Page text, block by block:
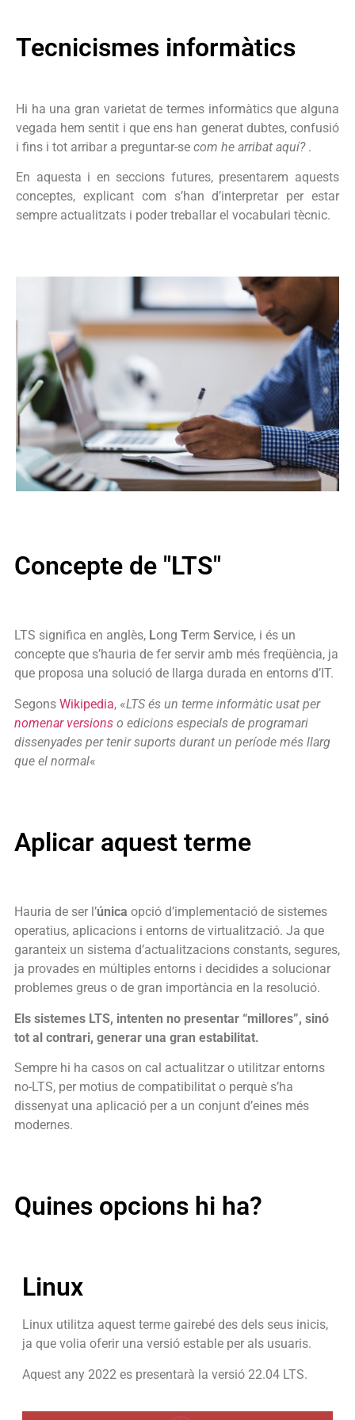
Tecnicismes informàtics
Hi ha una gran varietat de termes informàtics que alguna
vegada hem sentit i que ens han generat dubtes, confusió
i fins i tot arribar a preguntar-se com he arribat aquí?.
En aquesta i en seccions futures, presentarem aquests
conceptes, explicant com s’han d’interpretar per estar
sempre actualitzats i poder treballar el vocabulari tècnic.
Concepte de "LTS"
LTS significa en anglès, Long Term Service, i és un
concepte que s’hauria de fer servir amb més freqüència, ja
que proposa una solució de llarga durada en entorns d’IT.
Segons Wikipedia, «LTS és un terme informàtic usat per
nomenar versions o edicions especials de programari
dissenyades per tenir suports durant un període més llarg
que el normal«
Aplicar aquest terme
Hauria de ser l’única opció d’implementació de sistemes
operatius, aplicacions i entorns de virtualització. Ja que
garanteix un sistema d’actualitzacions constants, segures,
ja provades en múltiples entorns i decidides a solucionar
problemes greus o de gran importància en la resolució.
Els sistemes LTS, intenten no presentar “millores”, sinó
tot al contrari, generar una gran estabilitat.
Sempre hi ha casos on cal actualitzar o utilitzar entorns
no-LTS, per motius de compatibilitat o perquè s’ha
dissenyat una aplicació per a un conjunt d’eines més
modernes.
Quines opcions hi ha?
Linux
Linux utilitza aquest terme gairebé des dels seus inicis,
ja que volia oferir una versió estable per als usuaris.
Aquest any 2022 es presentarà la versió 22.04 LTS.